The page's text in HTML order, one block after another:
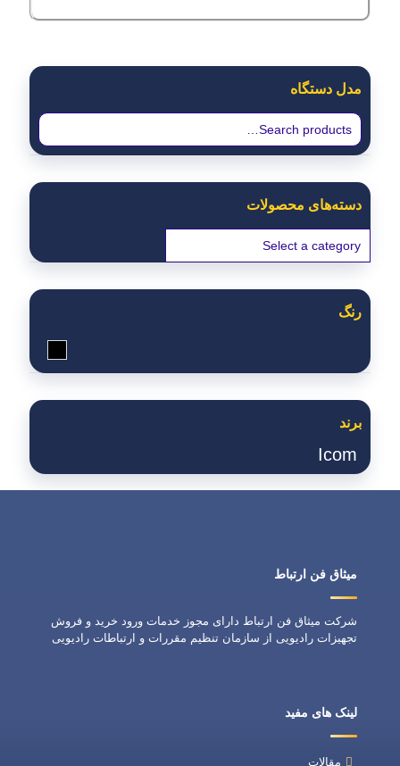
مدل دستگاه
دسته‌های محصولات
رنگ
برند
Icom
میثاق فن ارتباط
شرکت میثاق فن ارتباط دارای مجوز خدمات ورود خرید و فروش
تجهیزات رادیویی از سازمان تنظیم مقررات و ارتباطات رادیویی
لینک های مفید
مقالات